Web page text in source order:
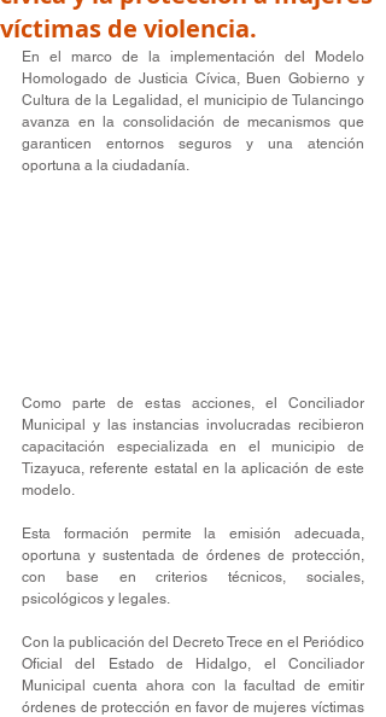
víctimas de violencia.
En el marco de la implementación del Modelo
Homologado de Justicia Cívica, Buen Gobierno y
Cultura de la Legalidad, el municipio de Tulancingo
avanza en la consolidación de mecanismos que
garanticen entornos seguros y una atención
oportuna a la ciudadanía.
Como parte de estas acciones, el Conciliador
Municipal y las instancias involucradas recibieron
capacitación especializada en el municipio de
Tizayuca, referente estatal en la aplicación de este
modelo.
Esta formación permite la emisión adecuada,
oportuna y sustentada de órdenes de protección,
con base en criterios técnicos, sociales,
psicológicos y legales.
Con la publicación del Decreto Trece en el Periódico
Oficial del Estado de Hidalgo, el Conciliador
Municipal cuenta ahora con la facultad de emitir
órdenes de protección en favor de mujeres víctimas